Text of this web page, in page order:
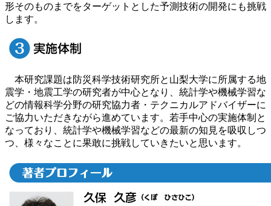
形そのものまでをターゲットとした予測技術の開発にも挑戦
します。
本研究課題は防災科学技術研究所と山梨大学に所属する地
震学・地震工学の研究者が中心となり、統計学や機械学習な
どの情報科学分野の研究協力者・テクニカルアドバイザーに
ご協力いただきながら進めています。若手中心の実施体制と
なっており、統計学や機械学習などの最新の知見を吸収しつ
つ、様々なことに果敢に挑戦していきたいと思います。